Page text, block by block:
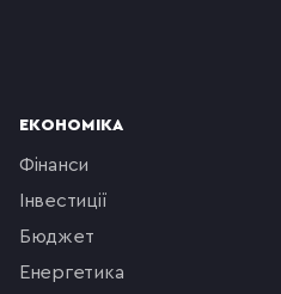
ЕКОНОМІКА
фінанси
інвестиції
бюджет
енергетика